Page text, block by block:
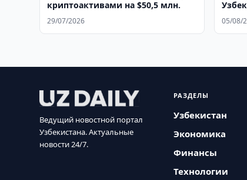
криптоактивами на $50,5 млн.
29/07/2026
ВБ
05/08/
Ведущий новостной портал
Узбекистана. Актуальные
новости 24/7.
РАЗДЕЛЫ
Узбекистан
Экономика
Финансы
Технологии